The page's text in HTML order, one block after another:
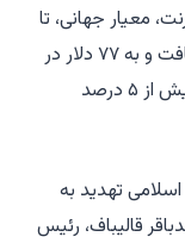
معیار جهانی، تا
اواسط بعدازظهر در لندن ۱.۲ درصد کاهش یافت و به ۷۷ دلار در
هر بشکه رسید، پس از آنکه روز چهارشنبه بیش از ۵ درصد
تهدید به
قالیباف، رئیس